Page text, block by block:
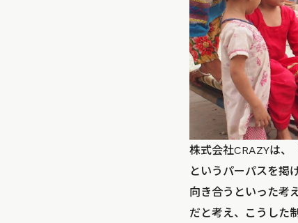
株式会社CRAZYは、
というパーパスを掲
向き合うといった考
だと考え、こうした